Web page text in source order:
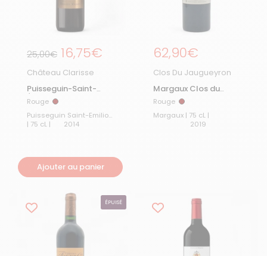
Prix de solde
25,00€ Prix régulier
16,75€
Château Clarisse
Puisseguin-Saint-
Émilion Vieilles Vignes
2014
Rouge Rouge
Puisseguin Saint-Emilion
| 75 cL |
2014
Ajouter au panier
Prix régulier
62,90€
Clos Du Jaugueyron
Margaux Clos du
Jaugueyron 2019
Rouge Rouge
Margaux | 75 cL |
2019
ÉPUISÉ